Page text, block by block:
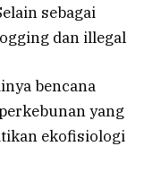
sebagai
dan illegal
bencana
yang
ekofisiologi